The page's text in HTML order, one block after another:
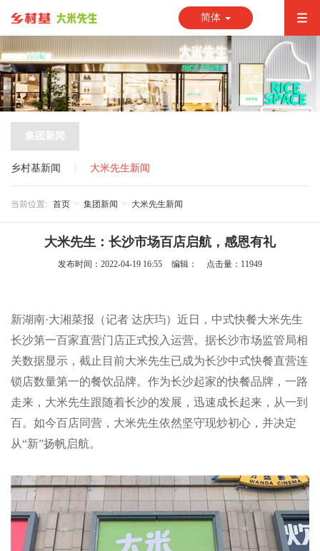
简体
乡村基新闻 大米先生新闻
当前位置: 首页 集团新闻 大米先生新闻
集团新闻
大米先生：长沙市场百店启航，感恩有礼
发布时间：2022-04-19 16:55 编辑： 点击量：11949
新湖南·大湘菜报（记者 达庆玙）近日，中式快餐大米先生
长沙第一百家直营门店正式投入运营。据长沙市场监管局相
关数据显示，截止目前大米先生已成为长沙中式快餐直营连
锁店数量第一的餐饮品牌。作为长沙起家的快餐品牌，一路
走来，大米先生跟随着长沙的发展，迅速成长起来，从一到
百。如今百店同营，大米先生依然坚守现炒初心，并决定
从“新”扬帆启航。